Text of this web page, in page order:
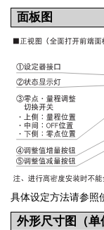
面板图
具体设定方法请参照
外形尺寸图（